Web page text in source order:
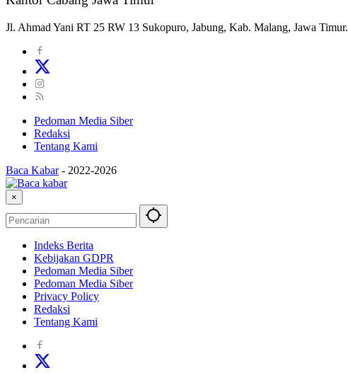
Jl. Ahmad Yani RT 25 RW 13 Sukopuro, Jabung, Kab. Malang, Jawa Timur.
Pedoman Media Siber
Redaksi
Tentang Kami
Baca Kabar - 2022-2026
×
Indeks Berita
Kebijakan GDPR
Pedoman Media Siber
Pedoman Media Siber
Privacy Policy
Redaksi
Tentang Kami